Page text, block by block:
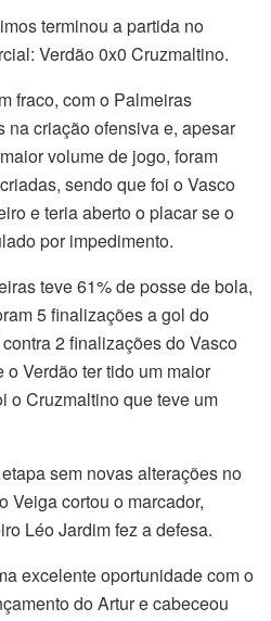
terminou a partida no
Verdão 0x0 Cruzmaltino.
fraco, com o Palmeiras
criação ofensiva e, apesar
volume de jogo, foram
sendo que foi o Vasco
e teria aberto o placar se o
por impedimento.
teve 61% de posse de bola,
5 finalizações a gol do
2 finalizações do Vasco
Verdão ter tido um maior
o Cruzmaltino que teve um
sem novas alterações no
Veiga cortou o marcador,
Léo Jardim fez a defesa.
excelente oportunidade com o
do Artur e cabeceou